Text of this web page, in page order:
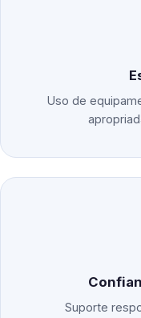
Uso de
Suporte